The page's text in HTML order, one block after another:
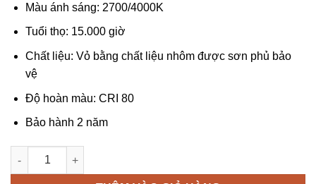
Màu ánh sáng: 2700/4000K
Tuổi thọ: 15.000 giờ
Chất liệu: Vỏ bằng chất liệu nhôm được sơn phủ bảo
vệ
Độ hoàn màu: CRI 80
Bảo hành 2 năm
Số lượng